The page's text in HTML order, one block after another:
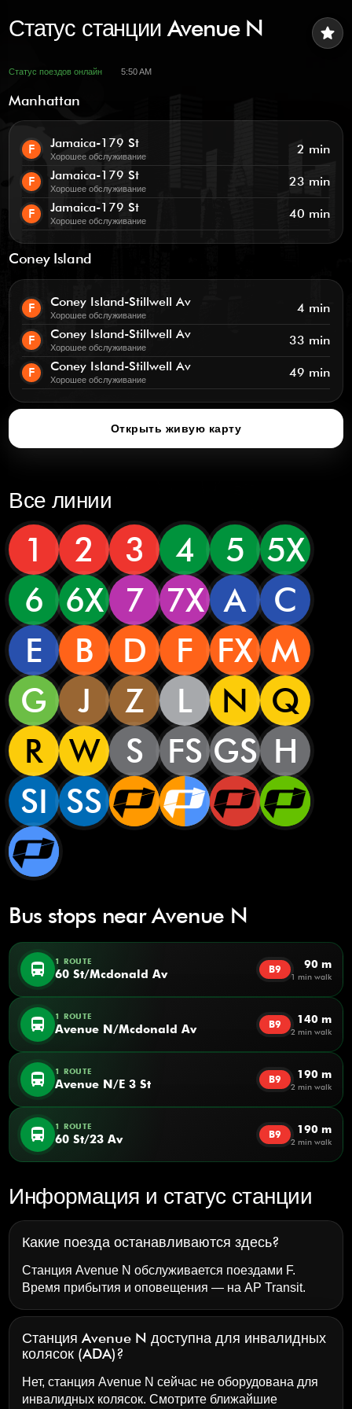
star
Статус станции Avenue N
Статус поездов онлайн 5:50 AM
Manhattan
F Jamaica-179 St
Хорошее обслуживание 2 min
F Jamaica-179 St
Хорошее обслуживание 23 min
F Jamaica-179 St
Хорошее обслуживание 40 min
Coney Island
F Coney Island-Stillwell Av
Хорошее обслуживание 4 min
F Coney Island-Stillwell Av
Хорошее обслуживание 33 min
F Coney Island-Stillwell Av
Хорошее обслуживание 49 min
Открыть живую карту
Все линии
1 2 3 4 5 5X
6
6X 7 7X A
C
E
B D F FX M
G
J Z L N
Q
R
W S FS GS H
SI SS
Bus stops near Avenue N
directions_bus 1 ROUTE
60 St/Mcdonald Av B9 90 m
1 min walk
directions_bus 1 ROUTE
Avenue N/Mcdonald Av B9 140 m
2 min walk
directions_bus 1 ROUTE
Avenue N/E 3 St B9 190 m
2 min walk
directions_bus 1 ROUTE
60 St/23 Av B9 190 m
2 min walk
Информация и статус станции
Какие поезда останавливаются здесь?
Станция Avenue N обслуживается поездами F.
Время прибытия и оповещения — наAP Transit.
Станция Avenue N доступна для инвалидных
колясок (ADA)?
Нет, станция Avenue N сейчас не оборудована для
инвалидных колясок. Смотрите ближайшие